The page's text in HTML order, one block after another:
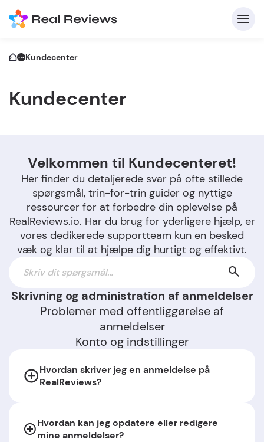
Skriv
Kundecenter
Kundecenter
Velkommen til Kundecenteret!
Her finder du detaljerede svar på ofte stillede
spørgsmål, trin-for-trin guider og nyttige
ressourcer for at forbedre din oplevelse på
RealReviews.io. Har du brug for yderligere hjælp, er
vores dedikerede supportteam kun en besked
væk og klar til at hjælpe dig hurtigt og effektivt.
Skrivning og administration af anmeldelser
Problemer med offentliggørelse af
anmeldelser
Konto og indstillinger
Hvordan skriver jeg en anmeldelse på
RealReviews?
Hvordan kan jeg opdatere eller redigere
mine anmeldelser?